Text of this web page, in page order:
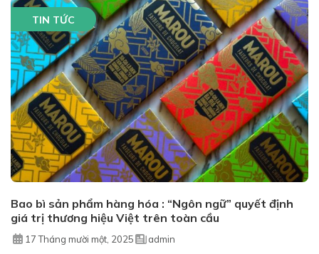
TIN TỨC
Bao bì sản phẩm hàng hóa : “Ngôn ngữ” quyết định
giá trị thương hiệu Việt trên toàn cầu
17 Tháng mười một, 2025 admin